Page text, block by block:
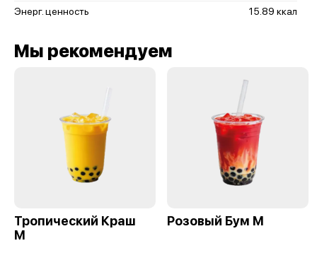
Энерг. ценность
15.89 ккал
Мы рекомендуем
Тропический Краш
М
Розовый Бум М